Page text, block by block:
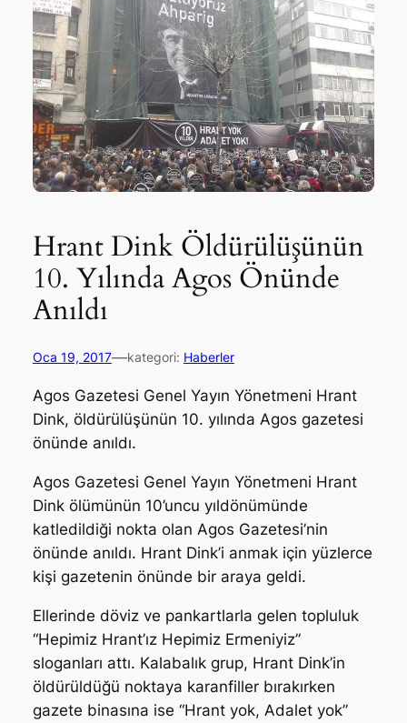
Hrant Dink Öldürülüşünün
10. Yılında Agos Önünde
Anıldı
Oca 19, 2017—kategori: Haberler
Agos Gazetesi Genel Yayın Yönetmeni Hrant
Dink, öldürülüşünün 10. yılında Agos gazetesi
önünde anıldı.
Agos Gazetesi Genel Yayın Yönetmeni Hrant
Dink ölümünün 10’uncu yıldönümünde
katledildiği nokta olan Agos Gazetesi’nin
önünde anıldı. Hrant Dink’i anmak için yüzlerce
kişi gazetenin önünde bir araya geldi.
Ellerinde döviz ve pankartlarla gelen topluluk
“Hepimiz Hrant’ız Hepimiz Ermeniyiz”
sloganları attı. Kalabalık grup, Hrant Dink’in
öldürüldüğü noktaya karanfiller bırakırken
gazete binasına ise “Hrant yok, Adalet yok”